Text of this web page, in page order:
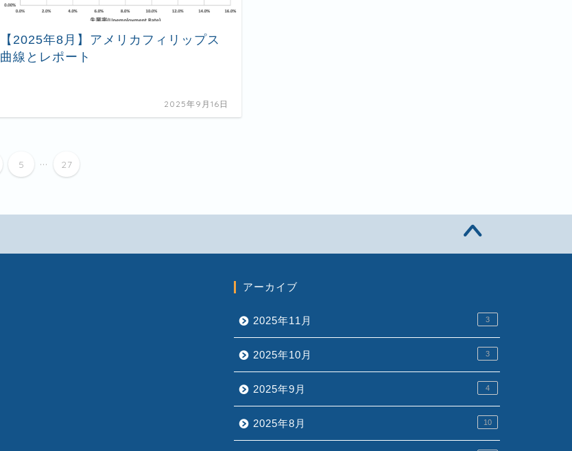
【2025年8月】アメリカフィリップス
曲線とレポート
2025年9月16日
5 ... 27
アーカイブ
2025年11月 3
2025年10月 3
2025年9月 4
2025年8月 10